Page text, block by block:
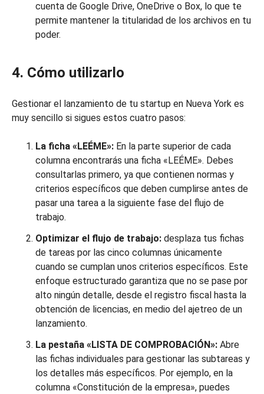
cuenta de Google Drive, OneDrive o Box, lo que te
permite mantener la titularidad de los archivos en tu
poder.
4. Cómo utilizarlo
Gestionar el lanzamiento de tu startup en Nueva York es
muy sencillo si sigues estos cuatro pasos:
La ficha «LEÉME»: En la parte superior de cada
columna encontrarás una ficha «LEÉME». Debes
consultarlas primero, ya que contienen normas y
criterios específicos que deben cumplirse antes de
pasar una tarea a la siguiente fase del flujo de
trabajo.
Optimizar el flujo de trabajo: desplaza tus fichas
de tareas por las cinco columnas únicamente
cuando se cumplan unos criterios específicos. Este
enfoque estructurado garantiza que no se pase por
alto ningún detalle, desde el registro fiscal hasta la
obtención de licencias, en medio del ajetreo de un
lanzamiento.
La pestaña «LISTA DE COMPROBACIÓN»: Abre
las fichas individuales para gestionar las subtareas y
los detalles más específicos. Por ejemplo, en la
columna «Constitución de la empresa», puedes